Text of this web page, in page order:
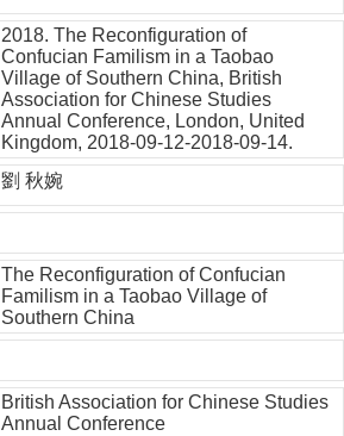
2018. The Reconfiguration of
Confucian Familism in a Taobao
Village of Southern China, British
Association for Chinese Studies
Annual Conference, London, United
Kingdom, 2018-09-12-2018-09-14.
劉 秋婉
The Reconfiguration of Confucian
Familism in a Taobao Village of
Southern China
British Association for Chinese Studies
Annual Conference